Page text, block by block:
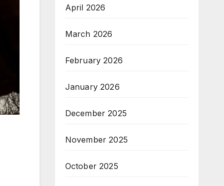
April 2026
March 2026
February 2026
January 2026
December 2025
November 2025
October 2025